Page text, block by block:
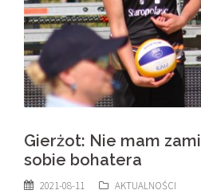
Gierżot: Nie mam
sobie bohatera
2021-08-11 AKTUALNOŚCI